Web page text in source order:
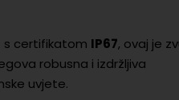
s certifikatom IP67, ovaj je
robusna i izdržljiva
uvjete.